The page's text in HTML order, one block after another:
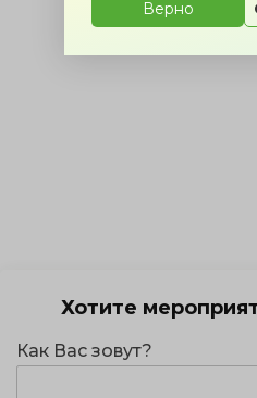
Верно
Хотите
Как Вас зовут?